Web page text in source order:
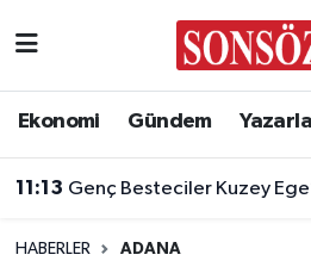
Ekonomi Gündem
11:13 Genç Besteciler Kuzey Ege’de Buluştu:
HABERLER ADANA
Asayiş
Ankara Nöbetçi